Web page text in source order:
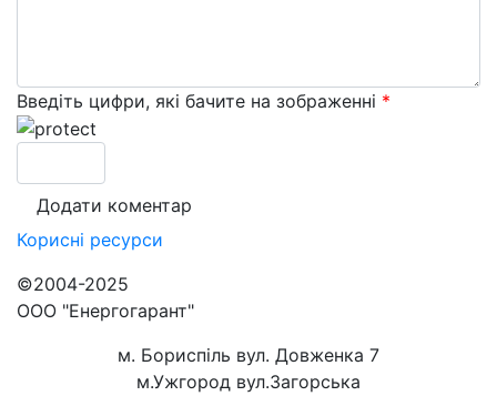
Введіть цифри, які бачите на зображенні *
Корисні ресурси
©2004-2025
ООО "Енергогарант"
м. Бориспіль вул. Довженка 7
м.Ужгород вул.Загорська